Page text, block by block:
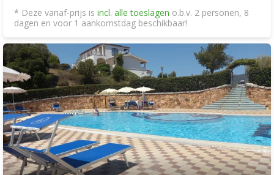
* Deze vanaf-prijs is incl. alle toeslagen o.b.v. 2 personen, 8
dagen en voor 1 aankomstdag beschikbaar!